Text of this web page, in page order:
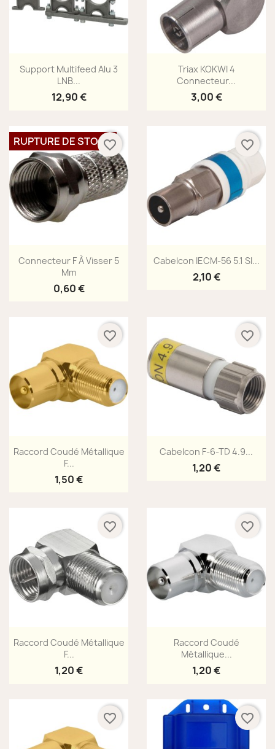
Aperçu rapide
Support Multifeed Alu 3
LNB...
12,90 €
Aperçu rapide
Triax KOKWI 4
Connecteur...
3,00 €
Aperçu rapide
Connecteur F À Visser 5
Mm
0,60 €
RUPTURE DE STOCK
favorite_border
Aperçu rapide
Cabelcon IECM-56 5.1 SI...
2,10 €
favorite_border
Aperçu rapide
Raccord Coudé Métallique
F...
1,50 €
favorite_border
Aperçu rapide
Cabelcon F-6-TD 4.9...
1,20 €
favorite_border
Aperçu rapide
Raccord Coudé Métallique
F...
1,20 €
favorite_border
Aperçu rapide
Raccord Coudé
Métallique...
1,20 €
favorite_border
favorite_border favorite_border